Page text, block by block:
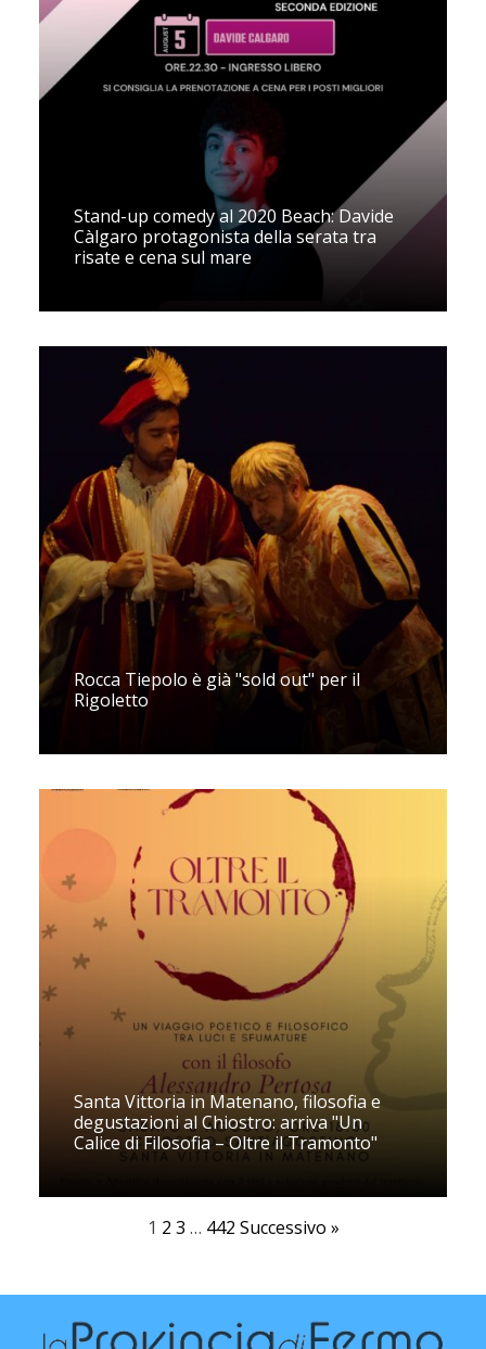
Stand-up comedy al 2020 Beach: Davide
Càlgaro protagonista della serata tra
risate e cena sul mare
Rocca Tiepolo è già "sold out" per il
Rigoletto
Santa Vittoria in Matenano, filosofia e
degustazioni al Chiostro: arriva "Un
Calice di Filosofia – Oltre il Tramonto"
1 2 3 … 442 Successivo »